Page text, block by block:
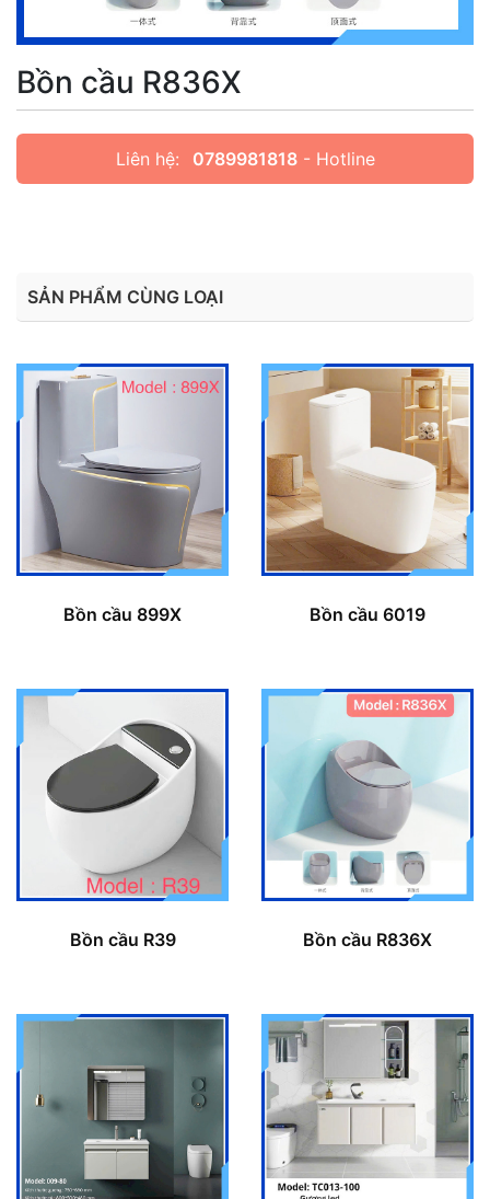
Bồn cầu R836X
Liên hệ: 0789981818- Hotline
SẢN PHẨM CÙNG LOẠI
Bồn cầu 899X Bồn cầu 6019
Bồn cầu R39 Bồn cầu R836X